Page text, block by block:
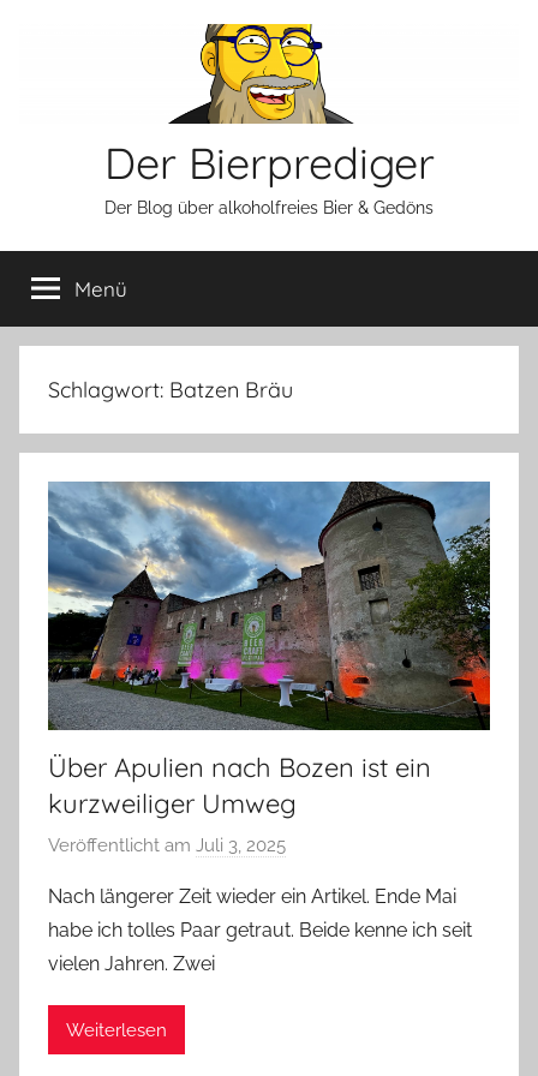
Der Bierprediger
Der Blog über alkoholfreies Bier & Gedöns
Menü
Schlagwort: Batzen Bräu
Über Apulien nach Bozen ist ein
kurzweiliger Umweg
Veröffentlicht am Juli 3, 2025
n
b
Nach längerer Zeit wieder ein Artikel. Ende Mai
habe ich tolles Paar getraut. Beide kenne ich seit
vielen Jahren. Zwei
Weiterlesen